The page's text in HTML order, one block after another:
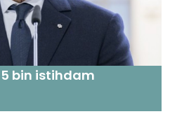
bin istihdam